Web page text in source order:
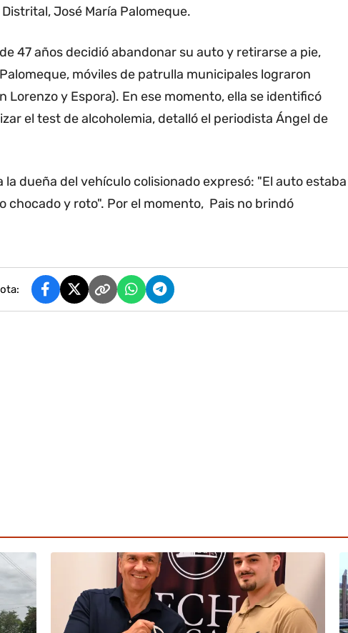
José María Palomeque.
47 años decidió abandonar su auto y retirarse a pie,
móviles de patrulla municipales lograron
y Espora). En ese momento, ella se identificó
el test de alcoholemia, detalló el periodista Ángel de
la dueña del vehículo colisionado expresó: "El auto estaba
chocado y roto". Por el momento, Pais no brindó